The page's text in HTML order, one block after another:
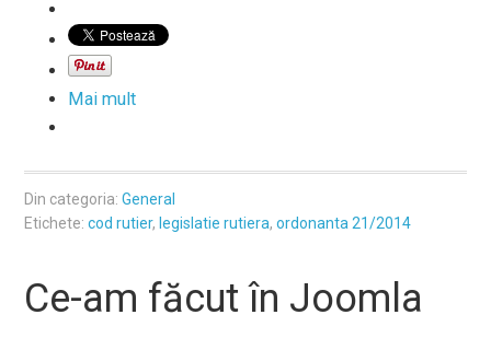
Mai mult
Din categoria:General
Etichete:cod rutier, legislatie rutiera,ordonanta 21/2014
Ce-am făcut în Joomla